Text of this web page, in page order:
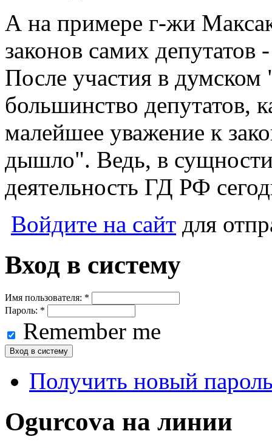
А на примере г-жи
законов самих
После участия в думском
большинство депутатов,
малейшее уважение к
дышло". Ведь, в
деятельность ГД РФ
Войдите на сайт для
Вход в систему
Имя пользователя: *
Пароль: *
Remember me
Получить новый
Ogurcova на линии